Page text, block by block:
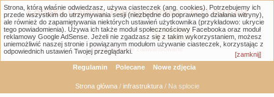
Łódzka Galeria Transportowa - GTLodz.eu
Wyszukiwanie zaawansowane
Regulamin Polecane Nowe zdjęcia
Strona główna/ infrastruktura/ Na splocie
Strona, którą właśnie odwiedzasz, używa ciasteczek (ang. cookies). Potrzebujemy ich
przede wszystkim do utrzymywania sesji (niezbędne do poprawnego działania witryny),
ale również do zapamiętywania niektórych ustawień użytkownika (przykładowo: ukrycie
tego powiadomienia). Używa ich także moduł społecznościowy Facebooka oraz moduł
reklamowy Google AdSense. Jeżeli nie zgadzasz się z takim wykorzystaniem, możesz
uniemożliwić naszej stronie i powiązanym modułom używanie ciasteczek, korzystając z
odpowiednich ustawień Twojej przeglądarki.
[zamknij]